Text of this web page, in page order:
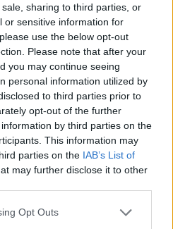
sharing to third parties, or
or sensitive information for
use the below opt-out
Please note that after your
you may continue seeing
personal information utilized by
to third parties prior to
opt-out of the further
by third parties on the
This information may
parties on the IAB’s List of
may further disclose it to other
Opt Outs
la ligne et créer une
ne pas chercher la
pression. Tracer étape
un meilleur résultat.
: appuyer légèrement pour
pour un trait épais, selon
: comme toute
: maquiller dans un